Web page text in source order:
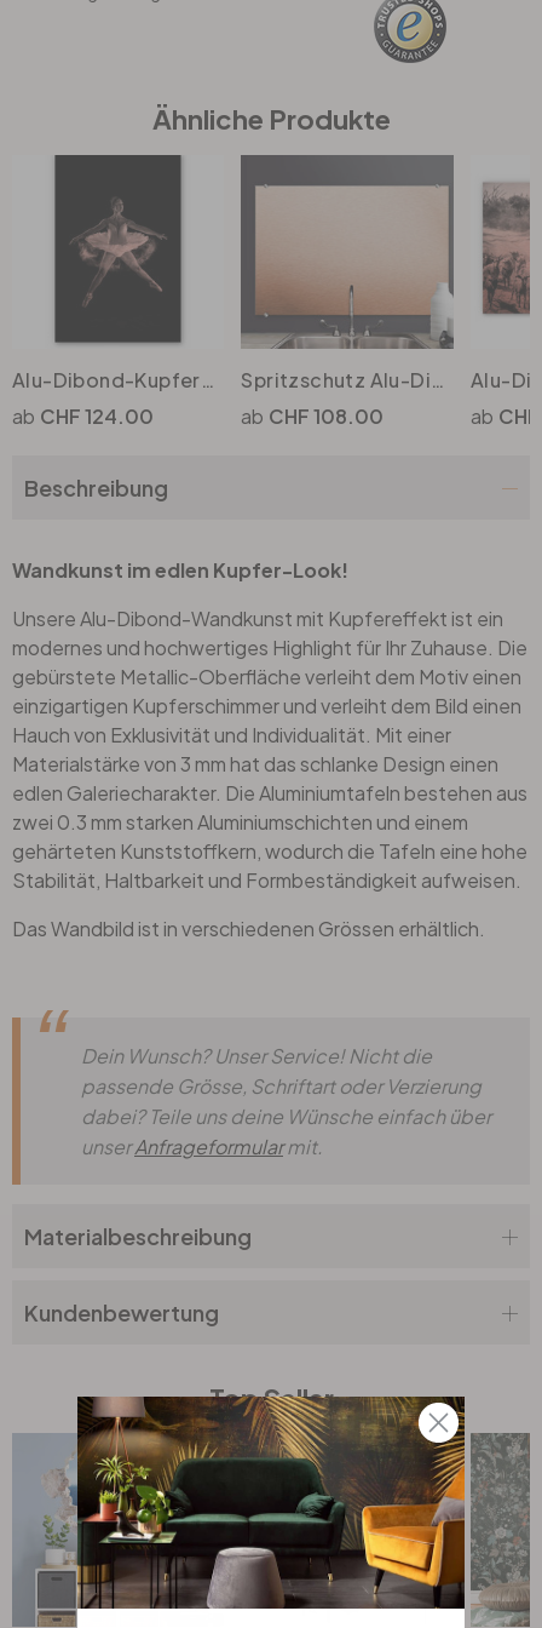
Eingangsbereich
Ähnliche Produkte
Alu-Dibond-Kupfereffekt - Prima Ballerina
CHF 124.00
Spritzschutz Alu-Dibond-Kupfereffekt - klassisch
CHF 108.00
Beschreibung
Wandkunst im edlen Kupfer-Look!
Unsere Alu-Dibond-Wandkunst mit Kupfereffekt ist ein
modernes und hochwertiges Highlight für Ihr Zuhause. Die
gebürstete Metallic-Oberfläche verleiht dem Motiv einen
einzigartigen Kupferschimmer und verleiht dem Bild einen
Hauch von Exklusivität und Individualität. Mit einer
Materialstärke von 3 mm hat das schlanke Design einen
edlen Galeriecharakter. Die Aluminiumtafeln bestehen aus
zwei 0.3 mm starken Aluminiumschichten und einem
gehärteten Kunststoffkern, wodurch die Tafeln eine hohe
Stabilität, Haltbarkeit und Formbeständigkeit aufweisen.
Das Wandbild ist in verschiedenen Grössen erhältlich.
Dein Wunsch? Unser Service! Nicht die
passende Grösse, Schriftart oder Verzierung
dabei? Teile uns deine Wünsche einfach über
unserAnfrageformularmit.
Materialbeschreibung
Kundenbewertung
Top Seller